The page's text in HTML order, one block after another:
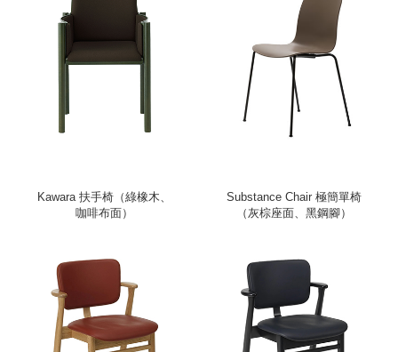
Kawara 扶手椅（綠橡木、
咖啡布面）
Substance Chair 極簡單椅
（灰棕座面、黑鋼腳）